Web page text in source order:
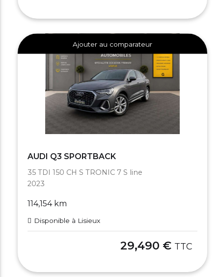
Ajouter au comparateur
AUDI Q3 SPORTBACK
35 TDI 150 CH S TRONIC 7 S line
2023
114,154 km
Disponible à Lisieux
29,490 € TTC